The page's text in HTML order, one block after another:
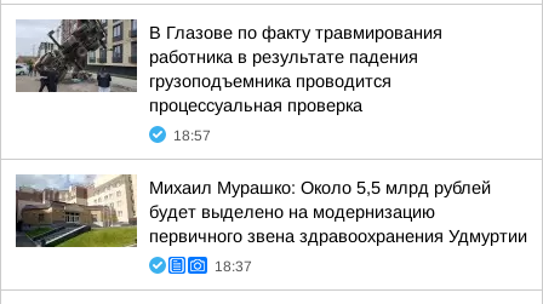
В Глазове по факту травмирования
работника в результате падения
грузоподъемника проводится
процессуальная проверка
18:57
Михаил Мурашко: Около 5,5 млрд рублей
будет выделено на модернизацию
первичного звена здравоохранения Удмуртии
18:37